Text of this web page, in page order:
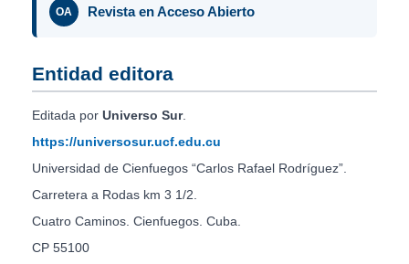
OA Revista en Acceso Abierto
Entidad editora
Editada por Universo Sur.
https://universosur.ucf.edu.cu
Universidad de Cienfuegos “Carlos Rafael Rodríguez”.
Carretera a Rodas km 3 1/2.
Cuatro Caminos. Cienfuegos. Cuba.
CP 55100